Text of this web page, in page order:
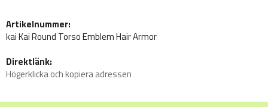
Artikelnummer:
kai Kai Round Torso Emblem Hair Armor
Direktlänk:
Högerklicka och kopiera adressen